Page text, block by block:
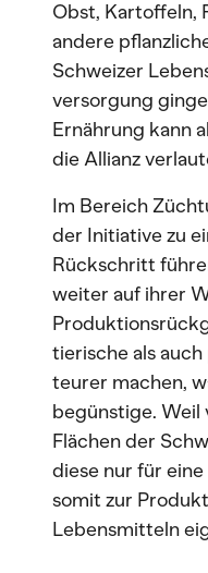
Obst, Kartoffeln,
andere
Schweizer
versorgung
Ernährung kann
die Allianz
Im Bereich
der Initiative zu
Rückschritt
weiter auf ihrer
tierische als
teurer machen,
begünstige.
Flächen der
diese nur für
somit zur
Lebensmitteln